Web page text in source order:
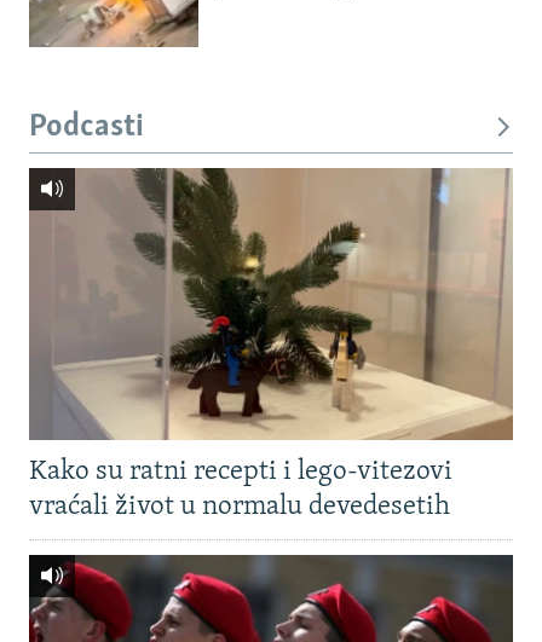
Podcasti
Kako su ratni recepti i lego-vitezovi
vraćali život u normalu devedesetih